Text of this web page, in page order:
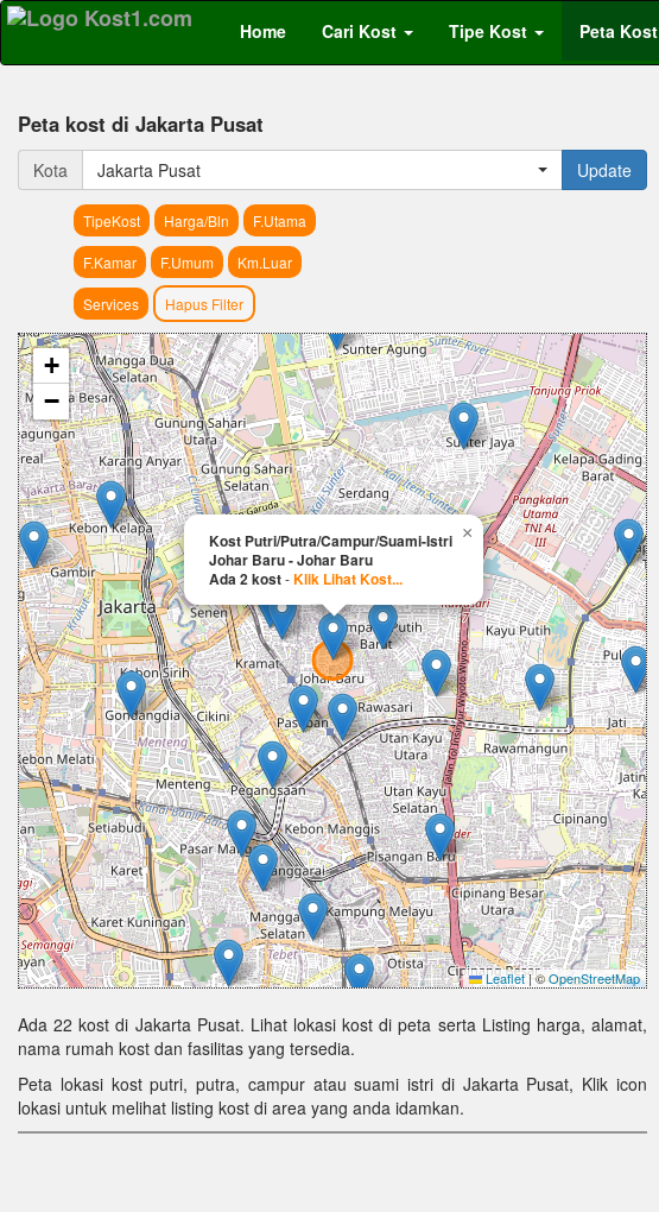
Home Cari Kost Tipe Kost Peta Kost
Peta kost di Jakarta Pusat
Kota Jakarta Pusat Update
TipeKost Harga/Bln F.Utama
F.Kamar F.Umum Km.Luar
Services Hapus Filter
Kost Putri/Putra/Campur/Suami-Istri
Johar Baru - Johar Baru
Ada 2 kost-Klik Lihat Kost...
×
+
−
Leaflet|©OpenStreetMap
Ada 22 kost di Jakarta Pusat. Lihat lokasi kost di peta serta Listing harga, alamat,
nama rumah kost dan fasilitas yang tersedia.
Peta lokasi kost putri, putra, campur atau suami istri di Jakarta Pusat, Klik icon
lokasi untuk melihat listing kost di area yang anda idamkan.